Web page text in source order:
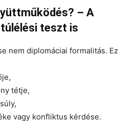
– A
teszt is
nem diplomáciai formalitás. Ez
tétje,
vagy konfliktus kérdése.